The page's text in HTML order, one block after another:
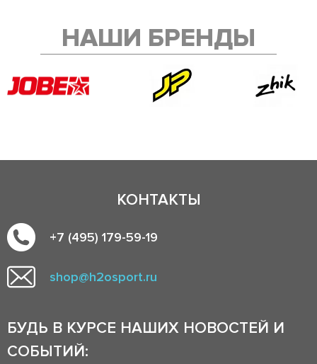
НАШИ БРЕНДЫ
КОНТАКТЫ
+7 (495) 179-59-19
shop@h2osport.ru
БУДЬ В КУРСЕ НАШИХ НОВОСТЕЙ И
СОБЫТИЙ: